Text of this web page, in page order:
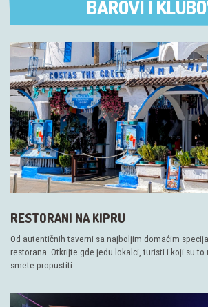
BAROVI I
BAROVI I
RESTORANI NA KIPRU
Od autentičnih taverni sa najboljim domaćim
restorana. Otkrijte gde jedu lokalci, turisti i koji su to
smete propustiti.